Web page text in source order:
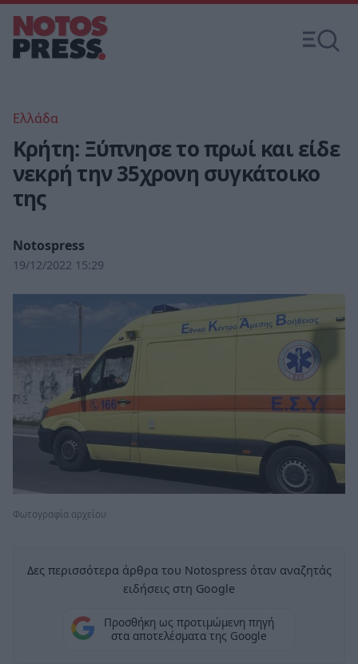
Ελλάδα
Κρήτη: Ξύπνησε το πρωί και είδε
νεκρή την 35χρονη συγκάτοικο
της
Notospress
19/12/2022 15:29
Φωτογραφία αρχείου
Δες περισσότερα άρθρα του Notospress όταν αναζητάς
ειδήσεις στη Google
Προσθήκη ως προτιμώμενη πηγή
στα αποτελέσματα της Google